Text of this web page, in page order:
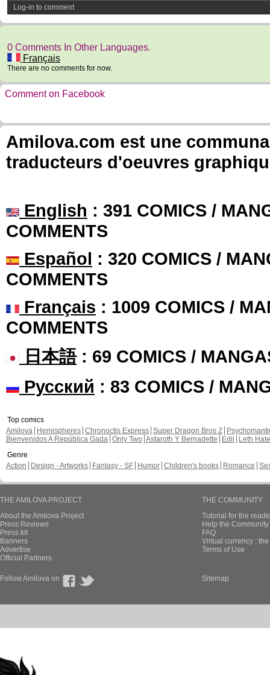
Log-in to comment
0 Comments In Other Languages.
Français
There are no comments for now.
Comment on Facebook
Amilova.com est une
traducteurs d'oeuvres
English : 391 COMICS /
COMMENTS
Español : 320 COMICS /
COMMENTS
Français : 1009 COMICS /
COMMENTS
日本語: 69 COMICS /
Русский : 83 COMICS /
Top comics
Amilova
Hemispheres Chronoctis Express Super Dragon Bros Z
Bienvenidos A República Gada Only Two Astaroth Y Bernadette Edil
Leth Hate
Genre
Action
Design - Artworks Fantasy - SF Humor Children's books Romance
THE AMILOVA PROJECT
About the Amilova Project
Press Reviews
Press kit
Banners
Advertise
Official Partners
THE COMMUNITY
Tutorial for the
Help the
FAQ
Virtual currency :
Terms of Use
Follow Amilova on Sitemap